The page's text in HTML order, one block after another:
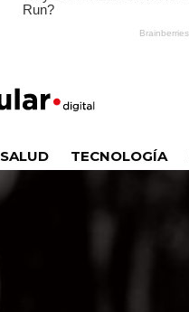
SALUD TECNOLOGÍA